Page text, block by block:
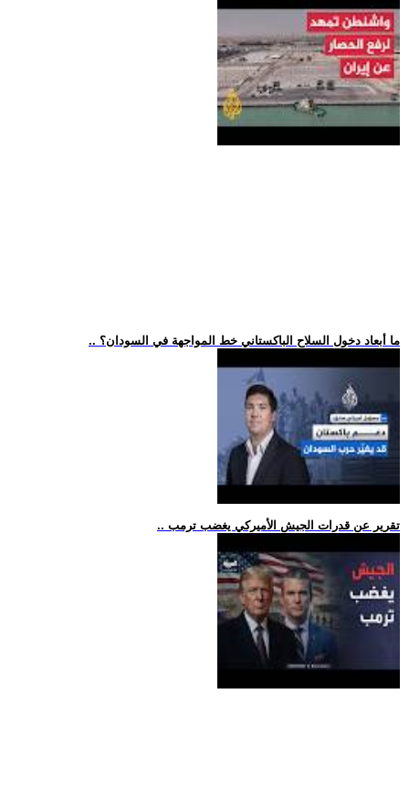
.. ما أبعاد دخول السلاح الباكستاني خط المواجهة في السودان؟
.. تقرير عن قدرات الجيش الأميركي يغضب ترمب